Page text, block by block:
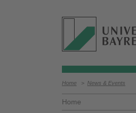
Home > News & Events
Home